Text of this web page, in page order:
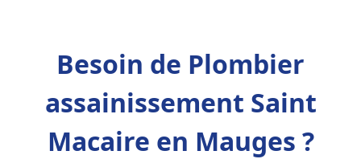
Besoin de Plombier
assainissement Saint
Macaire en Mauges ?